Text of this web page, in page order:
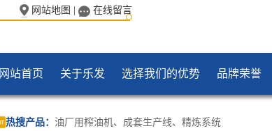
网站地图 在线留言
网站首页 关于乐发 选择我们的优势 品牌荣誉
热搜产品： 油厂用榨油机、 成套生产线、精炼系统